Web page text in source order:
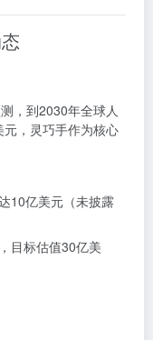
，到2030年全球人
，灵巧手作为核心
10亿美元（未披露
目标估值30亿美